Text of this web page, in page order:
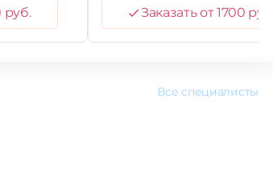
руб. Заказать от 1700 руб.
Все специалисты